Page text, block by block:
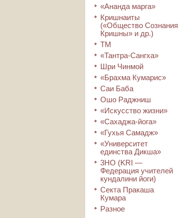
«Ананда марга»
Кришнаиты
(«Общество Сознания
Кришны» и др.)
ТМ
«Тантра-Сангха»
Шри Чинмой
«Брахма Кумарис»
Саи Баба
Ошо Раджниш
«Искусство жизни»
«Сахаджа-йога»
«Гухья Самадж»
«Университет
единства Дикша»
3HO (KRI ―
Федерация учителей
кундалини йоги)
Секта Пракаша
Кумара
Разное